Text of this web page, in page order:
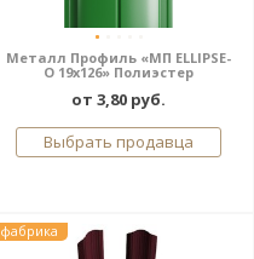
Металл Профиль «МП ELLIPSE-
O 19х126» Полиэстер
от 3,80 руб.
Выбрать продавца
фабрика